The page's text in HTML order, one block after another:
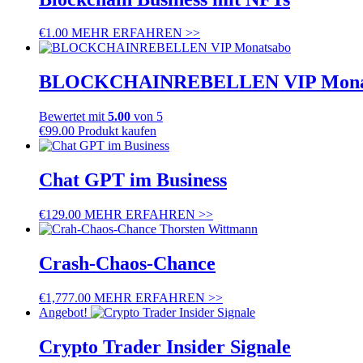
€1.00 MEHR ERFAHREN >>
BLOCKCHAINREBELLEN VIP
Bewertet mit 5.00 von 5
€99.00 Produkt kaufen
Chat GPT im Business
€129.00 MEHR ERFAHREN >>
Crash-Chaos-Chance
€1,777.00 MEHR ERFAHREN >>
Angebot!
Crypto Trader Insider Signale